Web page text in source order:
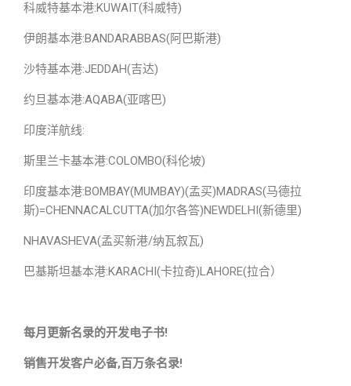
科威特基本港:KUWAIT(科威特)
伊朗基本港:BANDARABBAS(阿巴斯港)
沙特基本港:JEDDAH(吉达)
约旦基本港:AQABA(亚喀巴)
印度洋航线:
斯里兰卡基本港:COLOMBO(科伦坡)
印度基本港:BOMBAY(MUMBAY)(孟买)MADRAS(马德拉
斯)=CHENNACALCUTTA(加尔各答)NEWDELHI(新德里)
NHAVASHEVA(孟买新港/纳瓦叙瓦)
巴基斯坦基本港:KARACHI(卡拉奇)LAHORE(拉合）
每月更新名录的开发电子书!
销售开发客户必备,百万条名录!